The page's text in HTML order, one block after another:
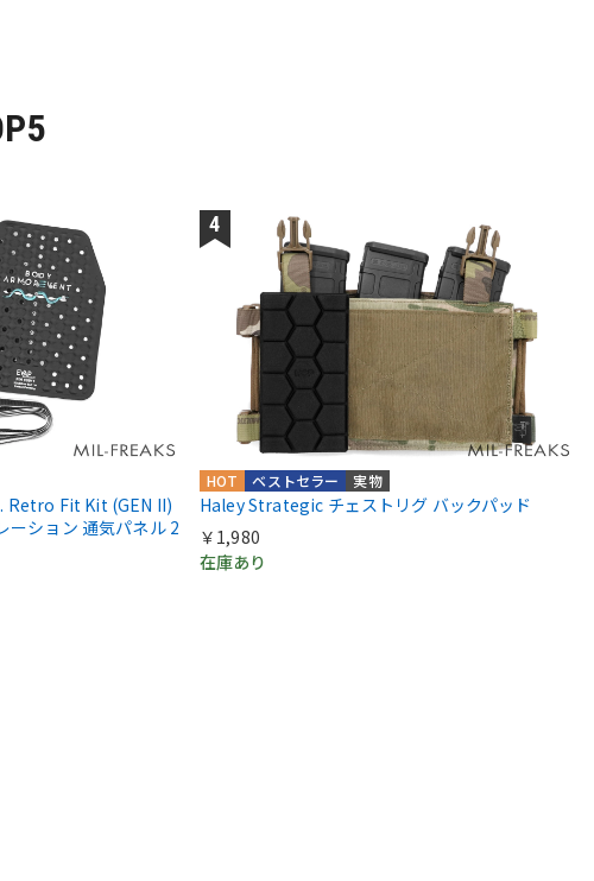
Retro Fit Kit (GEN II)
ーション 通気パネル 2
実物
ベストセラー
HOT
Haley Strategic チェストリグ バックパッド
￥1,980
在庫あり